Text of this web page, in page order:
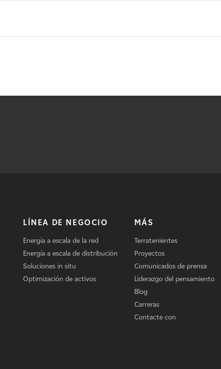
LÍNEA DE NEGOCIO
Energía a escala de la red
Energía a escala de distribución
Soluciones in situ
Optimización de activos
MÁS
Terratenientes
Proyectos
Comunicados de prensa
Liderazgo del pensamiento
Blog
Carreras
Contacte con